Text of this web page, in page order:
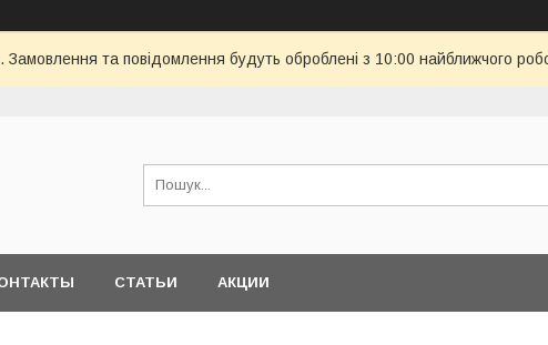
Замовлення та повідомлення будуть оброблені з 10:00 найближчого
СТАТЬИ АКЦИИ